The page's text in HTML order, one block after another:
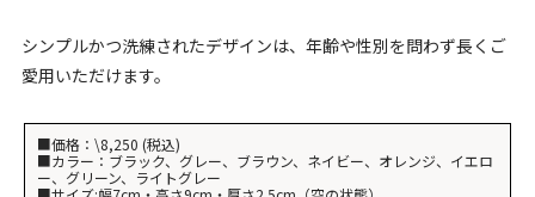
シンプルかつ洗練されたデザインは、年齢や性別を問わず長くご
愛用いただけます。
■価格：\8,250 (税込)
■カラー：ブラック、グレー、ブラウン、ネイビー、オレンジ、イエロ
ー、グリーン、ライトグレー